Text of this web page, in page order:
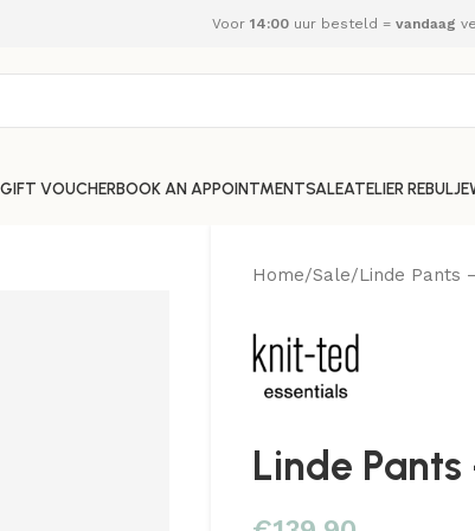
Voor 14:00 uur besteld = vandaag
GIFT VOUCHERBOOK AN APPOINTMENTSALEATELIER REBUL
Home Sale Linde Pants
Linde